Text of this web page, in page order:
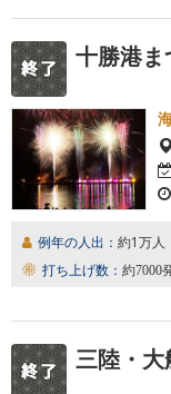
十勝港ま
例年の人出： 約1万人
打ち上げ数： 約7000
三陸・